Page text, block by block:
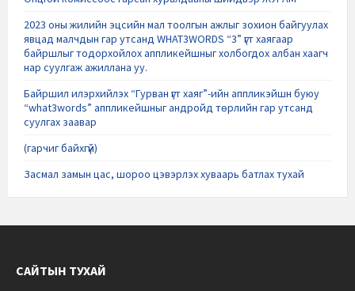
2023 оны жилийн эцсийн мал тоолгын ажлыг зохион байгуулах
явцад малчдын гар утсанд WHAT3WORDS “3” үгт хаягаар
байршлыг тодорхойлох аппликейшныг холбогдох албан хаагч
нар суулгаж ажиллана уу.
Байршил илэрхийлэх “Гурван үгт хаяг”-ийн аппликэйшн буюу
“what3words” аппликейшныг андройд төрлийн гар утсанд
суулгах заавар
(гарчиг байхгүй)
Засмал замын цас, шороо цэвэрлэх хуваарь батлах тухай
САЙТЫН ТУХАЙ